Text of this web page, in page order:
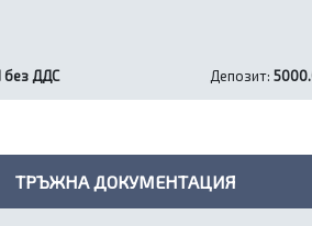
без ДДС Депозит:
ТРЪЖНА ДОКУМЕНТАЦИЯ